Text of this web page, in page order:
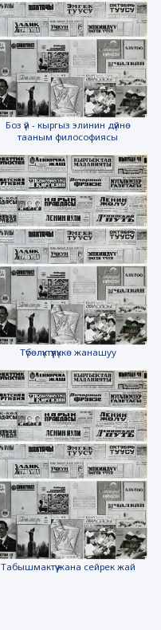
Боз үй - кыргыз элинин дүйнө
тааным философиясы
Түбөлүктүүлүккө жанашуу
Табышмактүү жана сейрек жай